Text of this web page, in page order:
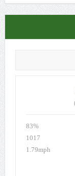
83%
1017
1.79mph